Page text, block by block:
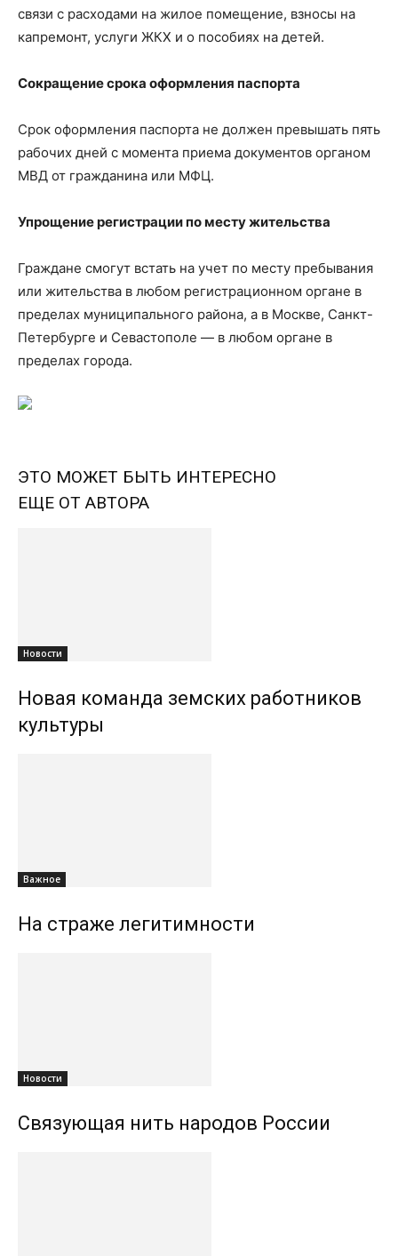
связи с расходами на жилое помещение, взносы на
капремонт, услуги ЖКХ и о пособиях на детей.
Сокращение срока оформления паспорта
Срок оформления паспорта не должен превышать пять
рабочих дней с момента приема документов органом
МВД от гражданина или МФЦ.
Упрощение регистрации по месту жительства
Граждане смогут встать на учет по месту пребывания
или жительства в любом регистрационном органе в
пределах муниципального района, а в Москве, Санкт-
Петербурге и Севастополе — в любом органе в
пределах города.
ЭТО МОЖЕТ БЫТЬ ИНТЕРЕСНО
ЕЩЕ ОТ АВТОРА
Новости
Новая команда земских работников
культуры
Важное
На страже легитимности
Новости
Связующая нить народов России